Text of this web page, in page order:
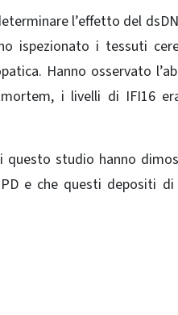
l’effetto del
ispezionato i tessuti
Hanno osservato
i livelli di IFI16
questo studio hanno
e che questi depositi